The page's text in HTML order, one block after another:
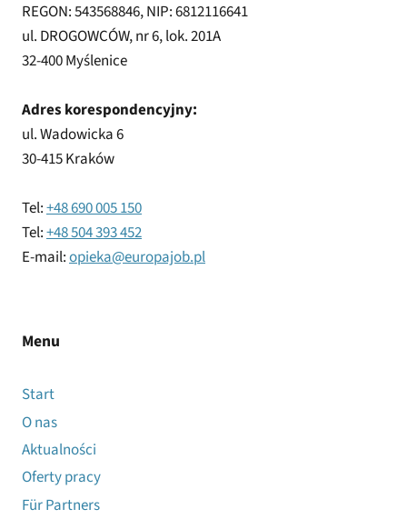
REGON: 543568846, NIP: 6812116641
ul. DROGOWCÓW, nr 6, lok. 201A
32-400 Myślenice
Adres korespondencyjny:
ul. Wadowicka 6
30-415 Kraków
Tel:+48 690 005 150
Tel:+48 504 393 452
E-mail:opieka@europajob.pl
Menu
Start
O nas
Aktualności
Oferty pracy
Für Partners